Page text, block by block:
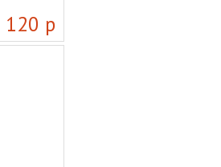
120 р